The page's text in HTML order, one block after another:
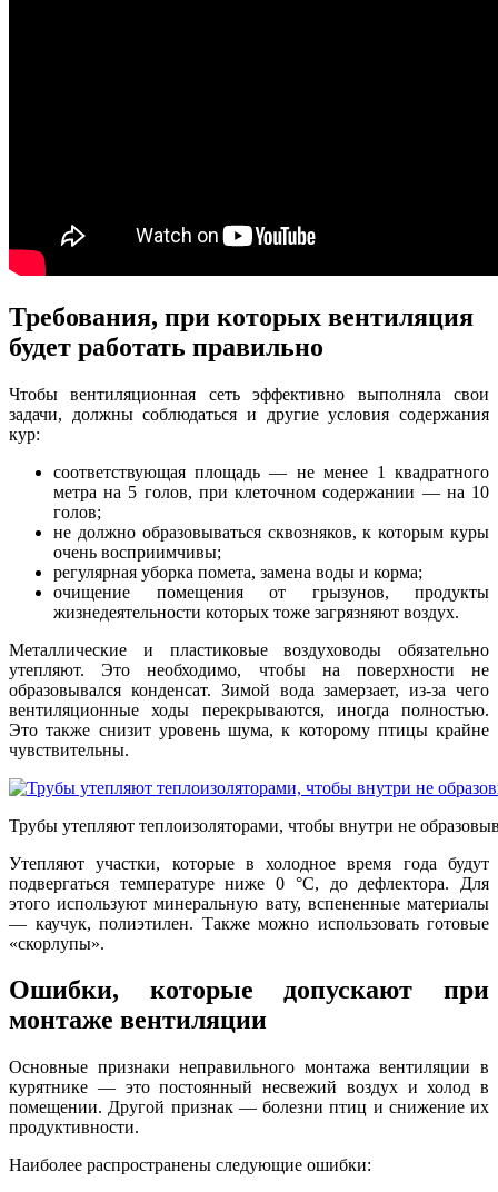
Требования, при которых вентиляция
будет работать правильно
Чтобы вентиляционная сеть эффективно выполняла свои
задачи, должны соблюдаться и другие условия содержания
кур:
соответствующая площадь — не менее 1 квадратного
метра на 5 голов, при клеточном содержании — на 10
голов;
не должно образовываться сквозняков, к которым куры
очень восприимчивы;
регулярная уборка помета, замена воды и корма;
очищение помещения от грызунов, продукты
жизнедеятельности которых тоже загрязняют воздух.
Металлические и пластиковые воздуховоды обязательно
утепляют. Это необходимо, чтобы на поверхности не
образовывался конденсат. Зимой вода замерзает, из-за чего
вентиляционные ходы перекрываются, иногда полностью.
Это также снизит уровень шума, к которому птицы крайне
чувствительны.
Трубы утепляют теплоизоляторами, чтобы внутри не
Утепляют участки, которые в холодное время года будут
подвергаться температуре ниже 0 °С, до дефлектора. Для
этого используют минеральную вату, вспененные материалы
— каучук, полиэтилен. Также можно использовать готовые
«скорлупы».
Ошибки, которые допускают при
монтаже вентиляции
Основные признаки неправильного монтажа вентиляции в
курятнике — это постоянный несвежий воздух и холод в
помещении. Другой признак — болезни птиц и снижение их
продуктивности.
Наиболее распространены следующие ошибки: